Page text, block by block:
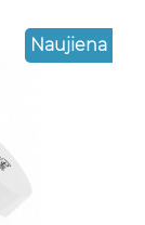
Naujiena